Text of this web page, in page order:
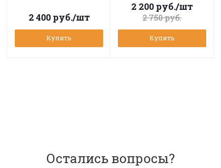
2 400руб./шт
Купить
2 200 руб./шт
2 750руб.
Купить
Остались вопросы?